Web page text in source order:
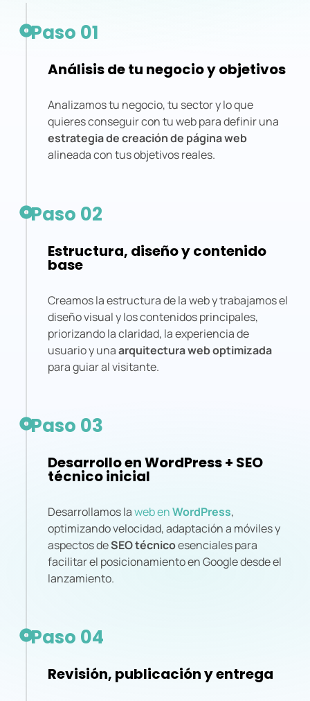
Paso 01
Análisis de tu negocio y objetivos
Analizamos tu negocio, tu sector y lo que
quieres conseguir con tu web para definir una
estrategia de creación de página web
alineada con tus objetivos reales.
Paso 02
Estructura, diseño y contenido
base
Creamos la estructura de la web y trabajamos el
diseño visual y los contenidos principales,
priorizando la claridad, la experiencia de
usuario y unaarquitectura web optimizada
para guiar al visitante.
Paso 03
Desarrollo en WordPress + SEO
técnico inicial
Desarrollamos laweb enWordPress,
optimizando velocidad, adaptación a móviles y
aspectos deSEO técnicoesenciales para
facilitar el posicionamiento en Google desde el
lanzamiento.
Paso 04
Revisión, publicación y entrega